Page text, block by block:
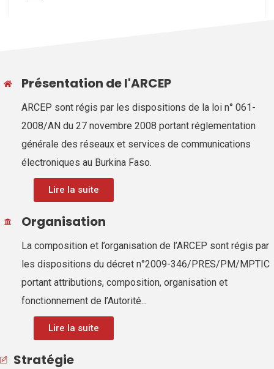
Présentation de l'ARCEP
ARCEP sont régis par les dispositions de la loi n° 061-
2008/AN du 27 novembre 2008 portant réglementation
générale des réseaux et services de communications
électroniques au Burkina Faso.
Lire la suite
Organisation
La composition et l’organisation de l’ARCEP sont régis par
les dispositions du décret n°2009-346/PRES/PM/MPTIC
portant attributions, composition, organisation et
fonctionnement de l’Autorité...
Lire la suite
Stratégie